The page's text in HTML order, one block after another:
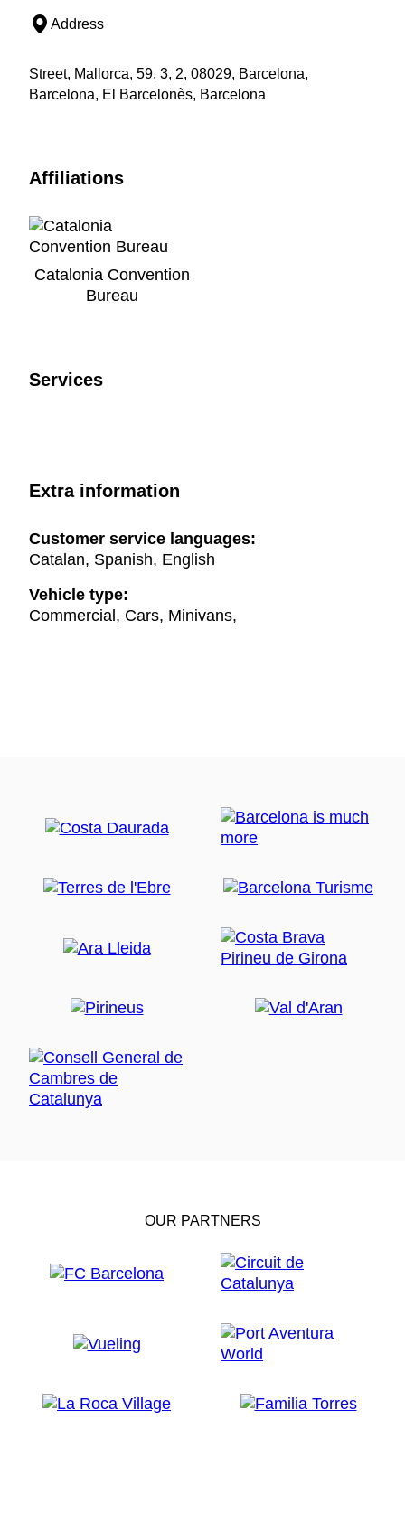
Address
Street, Mallorca, 59, 3, 2, 08029, Barcelona,
Barcelona, El Barcelonès, Barcelona
Affiliations
Catalonia Convention
Bureau
Services
Extra information
Customer service languages:
Catalan, Spanish, English
Vehicle type:
Commercial, Cars, Minivans,
OUR PARTNERS